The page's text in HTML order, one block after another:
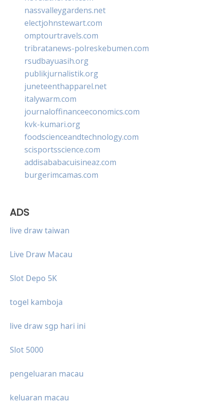
nassvalleygardens.net
electjohnstewart.com
omptourtravels.com
tribratanews-polreskebumen.com
rsudbayuasih.org
publikjurnalistik.org
juneteenthapparel.net
italywarm.com
journaloffinanceeconomics.com
kvk-kumari.org
foodscienceandtechnology.com
scisportsscience.com
addisababacuisineaz.com
burgerimcamas.com
ADS
live draw taiwan
Live Draw Macau
Slot Depo 5K
togel kamboja
live draw sgp hari ini
Slot 5000
pengeluaran macau
keluaran macau